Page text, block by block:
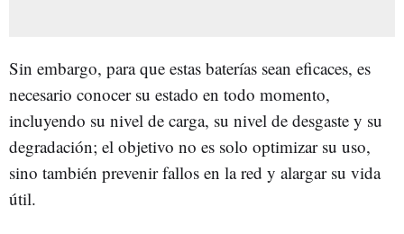
Sin embargo, para que estas baterías sean eficaces, es
necesario conocer su estado en todo momento,
incluyendo su nivel de carga, su nivel de desgaste y su
degradación; el objetivo no es solo optimizar su uso,
sino también prevenir fallos en la red y alargar su vida
útil.